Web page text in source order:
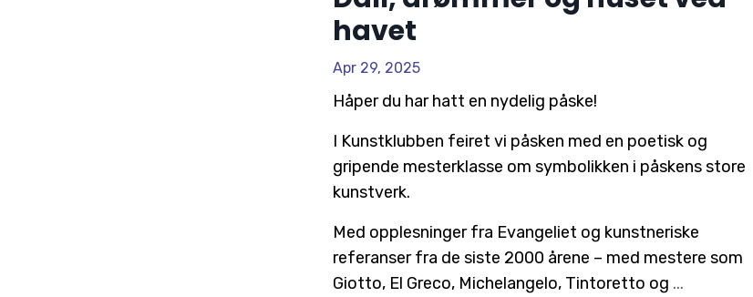
havet
Apr 29, 2025
Håper du har hatt en nydelig påske!
I Kunstklubben feiret vi påsken med en poetisk og
gripende mesterklasse om symbolikken i påskens store
kunstverk.
Med opplesninger fra Evangeliet og kunstneriske
referanser fra de siste 2000 årene – med mestere som
Giotto, El Greco, Michelangelo, Tintoretto og ...